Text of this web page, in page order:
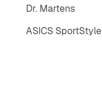
Dr. Martens
ASICS SportStyle